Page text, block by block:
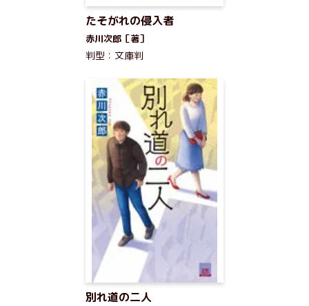
たそがれの侵入者
赤川次郎［著］
判型：文庫判
別れ道の二人